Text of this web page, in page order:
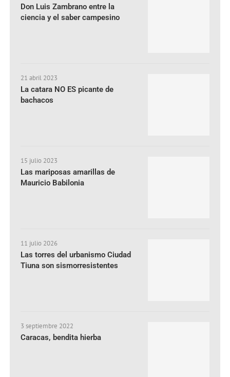
Don Luis Zambrano entre la
ciencia y el saber campesino
21 abril 2023
La catara NO ES picante de
bachacos
15 julio 2023
Las mariposas amarillas de
Mauricio Babilonia
11 julio 2026
Las torres del urbanismo Ciudad
Tiuna son sismorresistentes
3 septiembre 2022
Caracas, bendita hierba